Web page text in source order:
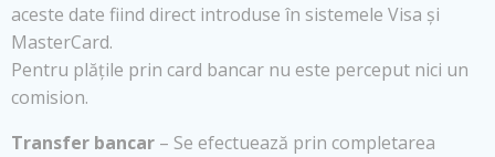
aceste date fiind direct introduse în sistemele Visa și
MasterCard.
Pentru plățile prin card bancar nu este perceput nici un
comision.
Transfer bancar – Se efectuează prin completarea